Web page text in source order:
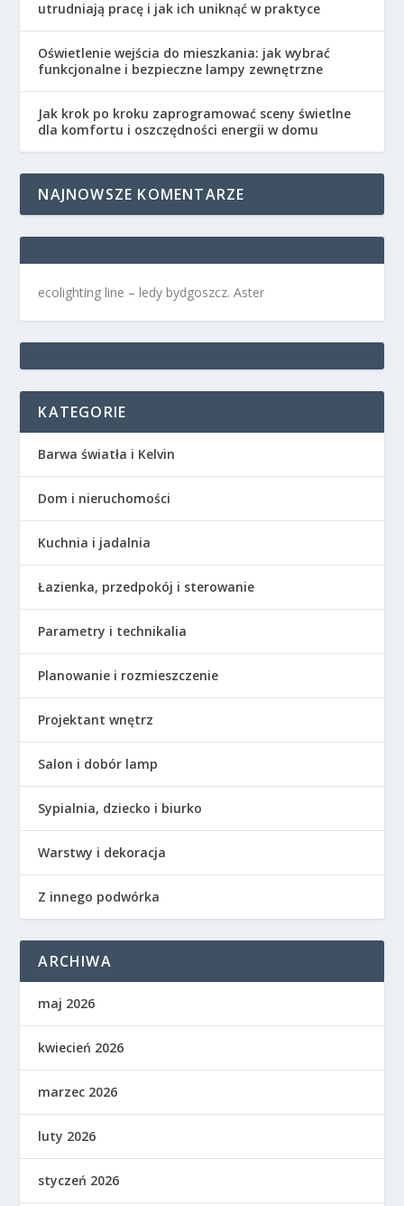
utrudniają pracę i jak ich uniknąć w praktyce
Oświetlenie wejścia do mieszkania: jak wybrać
funkcjonalne i bezpieczne lampy zewnętrzne
Jak krok po kroku zaprogramować sceny świetlne
dla komfortu i oszczędności energii w domu
NAJNOWSZE KOMENTARZE
ecolighting line – ledy bydgoszcz. Aster
KATEGORIE
Barwa światła i Kelvin
Dom i nieruchomości
Kuchnia i jadalnia
Łazienka, przedpokój i sterowanie
Parametry i technikalia
Planowanie i rozmieszczenie
Projektant wnętrz
Salon i dobór lamp
Sypialnia, dziecko i biurko
Warstwy i dekoracja
Z innego podwórka
ARCHIWA
maj 2026
kwiecień 2026
marzec 2026
luty 2026
styczeń 2026